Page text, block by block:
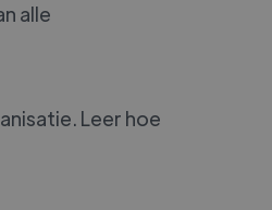
alle
Leer hoe